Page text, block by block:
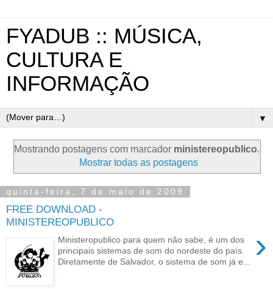
FYADUB :: MÚSICA,
CULTURA E
INFORMAÇÃO
▼
Mostrando postagens com marcador ministereopublico.
Mostrar todas as postagens
quinta-feira, 7 de maio de 2009
FREE DOWNLOAD -
MINISTEREOPUBLICO
›
Ministeropublico para quem não sabe, é um dos
principais sistemas de som do nordeste do país.
Diretamente de Salvador, o sistema de som já e...